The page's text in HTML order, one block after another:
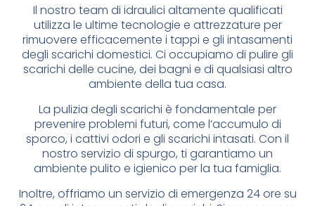
Il nostro team di idraulici altamente qualificati
utilizza le ultime tecnologie e attrezzature per
rimuovere efficacemente i tappi e gli intasamenti
degli scarichi domestici. Ci occupiamo di pulire gli
scarichi delle cucine, dei bagni e di qualsiasi altro
ambiente della tua casa.
La pulizia degli scarichi è fondamentale per
prevenire problemi futuri, come l’accumulo di
sporco, i cattivi odori e gli scarichi intasati. Con il
nostro servizio di spurgo, ti garantiamo un
ambiente pulito e igienico per la tua famiglia.
Inoltre, offriamo un servizio di emergenza 24 ore su